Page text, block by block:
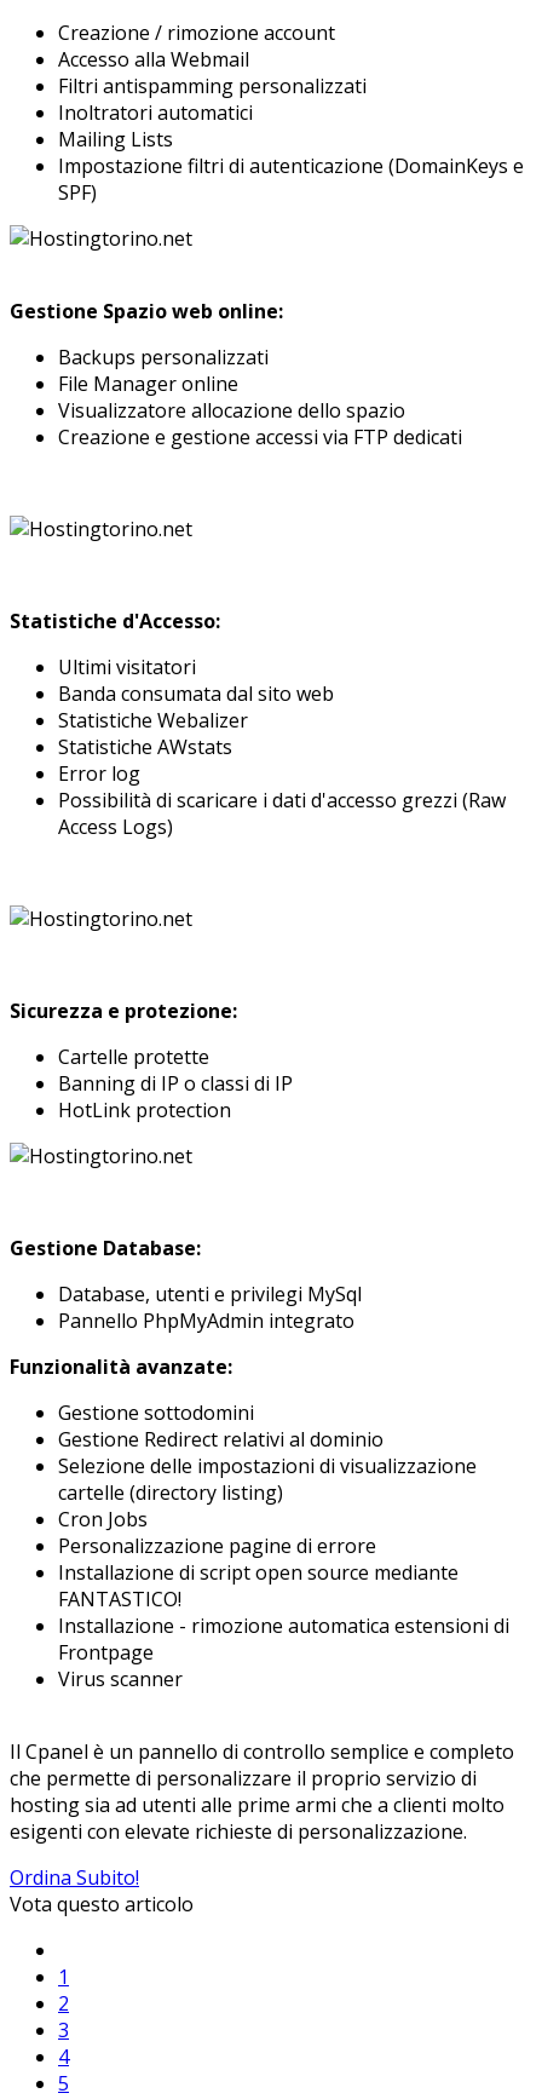
Creazione / rimozione account
Accesso alla Webmail
Filtri antispamming personalizzati
Inoltratori automatici
Mailing Lists
Impostazione filtri di autenticazione (DomainKeys e
SPF)
Gestione Spazio web online:
Backups personalizzati
File Manager online
Visualizzatore allocazione dello spazio
Creazione e gestione accessi via FTP dedicati
Statistiche d'Accesso:
Ultimi visitatori
Banda consumata dal sito web
Statistiche Webalizer
Statistiche AWstats
Error log
Possibilità di scaricare i dati d'accesso grezzi (Raw
Access Logs)
Sicurezza e protezione:
Cartelle protette
Banning di IP o classi di IP
HotLink protection
Gestione Database:
Database, utenti e privilegi MySql
Pannello PhpMyAdmin integrato
Funzionalità avanzate:
Gestione sottodomini
Gestione Redirect relativi al dominio
Selezione delle impostazioni di visualizzazione
cartelle (directory listing)
Cron Jobs
Personalizzazione pagine di errore
Installazione di script open source mediante
FANTASTICO!
Installazione - rimozione automatica estensioni di
Frontpage
Virus scanner
Il Cpanel è un pannello di controllo semplice e completo
che permette di personalizzare il proprio servizio di
hosting sia ad utenti alle prime armi che a clienti molto
esigenti con elevate richieste di personalizzazione.
Ordina Subito!
Vota questo articolo
1
2
3
4
5